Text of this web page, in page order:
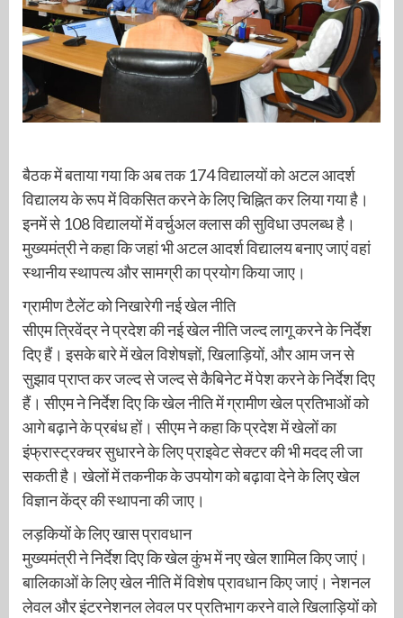
बैठक में बताया गया कि अब तक 174 विद्यालयों को अटल आदर्श
विद्यालय के रूप में विकसित करने के लिए चिह्नित कर लिया गया है।
इनमें से 108 विद्यालयों में वर्चुअल क्लास की सुविधा उपलब्ध है।
मुख्यमंत्री ने कहा कि जहां भी अटल आदर्श विद्यालय बनाए जाएं वहां
स्थानीय स्थापत्य और सामग्री का प्रयोग किया जाए।
ग्रामीण टैलेंट को निखारेगी नई खेल नीति
सीएम त्रिवेंद्र ने प्रदेश की नई खेल नीति जल्द लागू करने के निर्देश
दिए हैं। इसके बारे में खेल विशेषज्ञों, खिलाड़ियों, और आम जन से
सुझाव प्राप्त कर जल्द से जल्द से कैबिनेट में पेश करने के निर्देश दिए
हैं। सीएम ने निर्देश दिए कि खेल नीति में ग्रामीण खेल प्रतिभाओं को
आगे बढ़ाने के प्रबंध हों। सीएम ने कहा कि प्रदेश में खेलों का
इंफ्रास्ट्रक्चर सुधारने के लिए प्राइवेट सेक्टर की भी मदद ली जा
सकती है। खेलों में तकनीक के उपयोग को बढ़ावा देने के लिए खेल
विज्ञान केंद्र की स्थापना की जाए।
लड़कियों के लिए खास प्रावधान
मुख्यमंत्री ने निर्देश दिए कि खेल कुंभ में नए खेल शामिल किए जाएं।
बालिकाओं के लिए खेल नीति में विशेष प्रावधान किए जाएं। नेशनल
लेवल और इंटरनेशनल लेवल पर प्रतिभाग करने वाले खिलाड़ियों को